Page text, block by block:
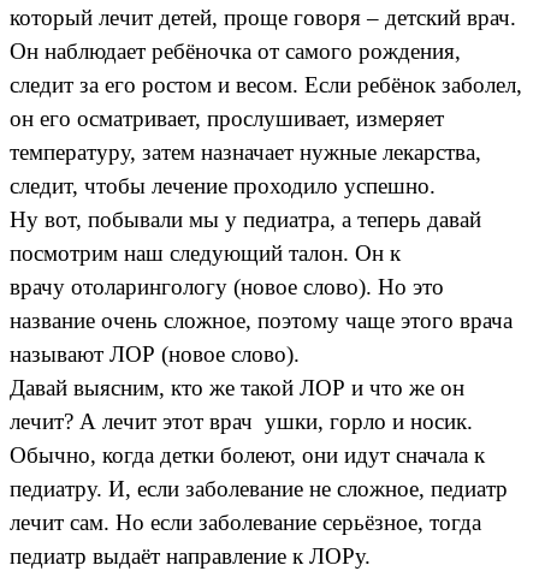
который лечит детей, проще говоря – детский врач.
Он наблюдает ребёночка от самого рождения,
следит за его ростом и весом. Если ребёнок заболел,
он его осматривает, прослушивает, измеряет
температуру, затем назначает нужные лекарства,
следит, чтобы лечение проходило успешно.
Ну вот, побывали мы у педиатра, а теперь давай
посмотрим наш следующий талон. Он к
врачу отоларингологу (новое слово). Но это
название очень сложное, поэтому чаще этого врача
называют ЛОР (новое слово).
Давай выясним, кто же такой ЛОР и что же он
лечит? А лечит этот врач ушки, горло и носик.
Обычно, когда детки болеют, они идут сначала к
педиатру. И, если заболевание не сложное, педиатр
лечит сам. Но если заболевание серьёзное, тогда
педиатр выдаёт направление к ЛОРу.